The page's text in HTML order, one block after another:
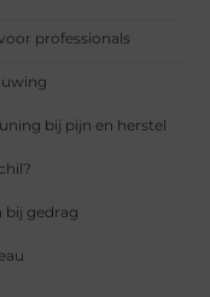
professionals
bij pijn en herstel
bij gedrag